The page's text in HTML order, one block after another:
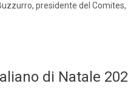
presidente del Comites,
di Natale